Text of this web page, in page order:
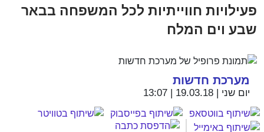
פעילויות חווייתיות לכל המשפחה בבאר
שבע וים המלח
מערכת חדשות
יום שני | 19.03.18 | 13:07